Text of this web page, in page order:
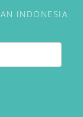
INDONESIA